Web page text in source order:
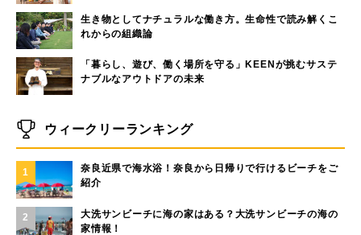
生き物としてナチュラルな働き方。生命性で読み解くこ
れからの組織論
「暮らし、遊び、働く場所を守る」KEENが挑むサステ
ナブルなアウトドアの未来
ウィークリーランキング
1
奈良近県で海水浴！奈良から日帰りで行けるビーチをご
紹介
2
大洗サンビーチに海の家はある？大洗サンビーチの海の
家情報！